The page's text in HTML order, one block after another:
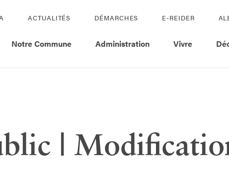
ACTUALITÉS DÉMARCHES E-REIDER
Notre Commune Administration Vivre
|